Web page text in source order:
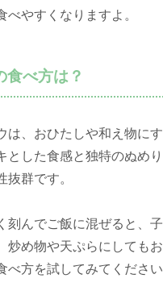
べやすくなりますよ。
食べ方は？
は、おひたしや和え物に
とした食感と独特のぬめ
抜群です。
刻んでご飯に混ぜると、
炒め物や天ぷらにしても
べ方を試してみてください